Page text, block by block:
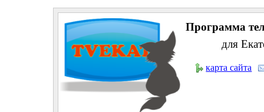
Программа
для
карта сайта